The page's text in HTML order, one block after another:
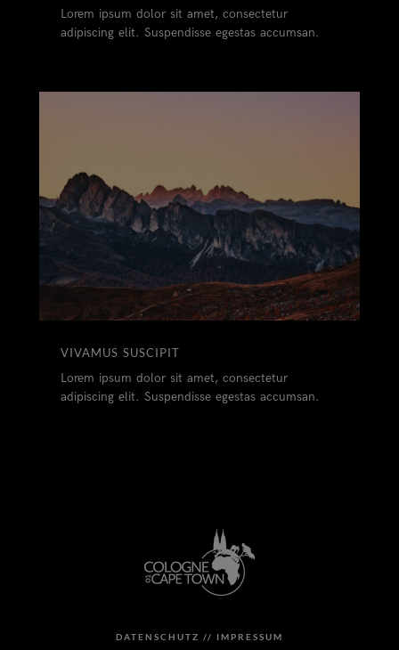
Lorem ipsum dolor sit amet, consectetur
adipiscing elit. Suspendisse egestas accumsan.
VIVAMUS SUSCIPIT
Lorem ipsum dolor sit amet, consectetur
adipiscing elit. Suspendisse egestas accumsan.
DATENSCHUTZ // IMPRESSUM